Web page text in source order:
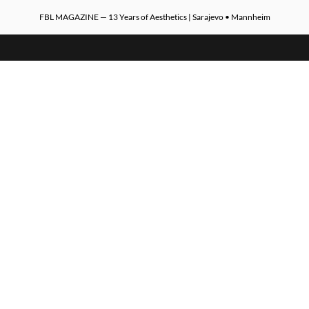
FBL MAGAZINE — 13 Years of Aesthetics | Sarajevo • Mannheim